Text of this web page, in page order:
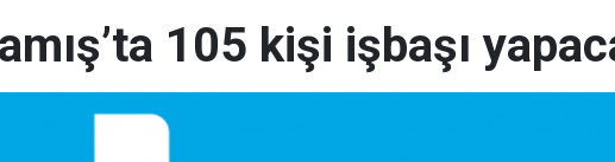
105 kişi işbaşı